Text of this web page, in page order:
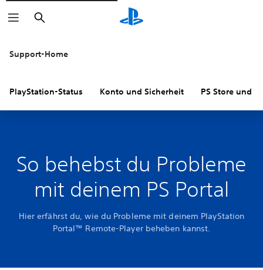
Suchen
Support-Home
PlayStation-Status Konto und Sicherheit PS Store und
So behebst du Probleme
mit deinem PS Portal
Hier erfährst du, wie du Probleme mit deinem PlayStation
Portal™ Remote-Player beheben kannst.